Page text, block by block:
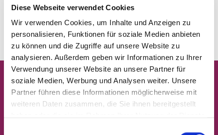
Diese Webseite verwendet Cookies
Wir verwenden Cookies, um Inhalte und Anzeigen zu
personalisieren, Funktionen für soziale Medien anbieten
zu können und die Zugriffe auf unsere Website zu
analysieren. Außerdem geben wir Informationen zu Ihrer
Verwendung unserer Website an unsere Partner für
soziale Medien, Werbung und Analysen weiter. Unsere
Partner führen diese Informationen möglicherweise mit
weiteren Daten zusammen, die Sie ihnen bereitgestellt
Samstag nach Vereinbarung
EC und Barzahlung möglich
Sie benötigen Hilfe?
Kontaktieren Sie uns